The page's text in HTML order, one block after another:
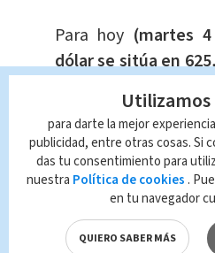
Para hoy (martes
dólar se sitúa en
Es decir,en 24
dólar subió dos
Utilizamos
para darte la mejor
publicidad, entre otras cosas. Si
das tu consentimiento para
nuestra Política de cookies .
en tu navegador
QUIERO SABER MÁS